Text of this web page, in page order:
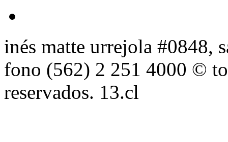
inés matte urrejola #0848,
fono (562) 2 251 4000 ©
reservados. 13.cl